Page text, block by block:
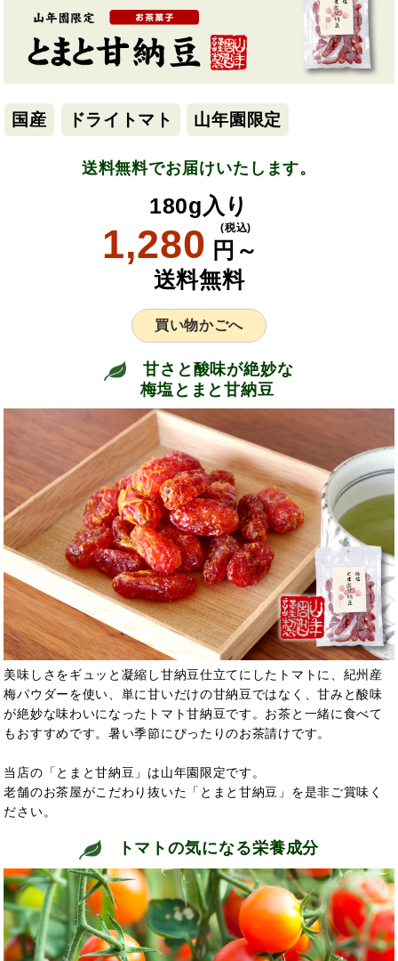
国産 ドライトマト 山年園限定
送料無料でお届けいたします。
180g入り
1,280 円～
(税込)
送料無料
買い物かごへ
甘さと酸味が絶妙な
梅塩とまと甘納豆
美味しさをギュッと凝縮し甘納豆仕立てにしたトマトに、紀州産
梅パウダーを使い、単に甘いだけの甘納豆ではなく、甘みと酸味
が絶妙な味わいになったトマト甘納豆です。お茶と一緒に食べて
もおすすめです。暑い季節にぴったりのお茶請けです。
当店の「とまと甘納豆」は山年園限定です。
老舗のお茶屋がこだわり抜いた「とまと甘納豆」を是非ご賞味く
ださい。
トマトの気になる栄養成分